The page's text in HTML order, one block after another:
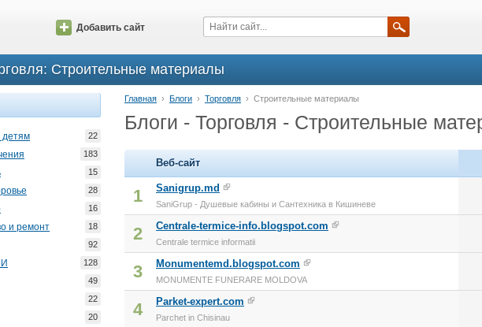
Добавить сайт
Строительные материалы
детям 22
183
15
28
16
и ремонт 18
92
128
49
22
20
Главная › Блоги › Торговля › Строительные материалы
Блоги - Торговля - Строительные
Веб-сайт
1 Sanigrup.md
SaniGrup - Душевые кабины и Сантехника в Кишиневе
2 Centrale-termice-info.blogspot.com
Centrale termice informatii
3 Monumentemd.blogspot.com
MONUMENTE FUNERARE MOLDOVA
4 Parket-expert.com
Parchet in Chisinau